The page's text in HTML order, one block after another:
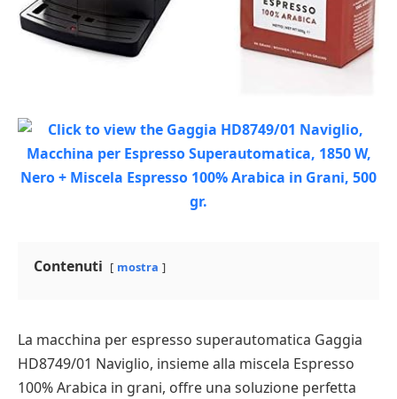
Contenuti mostra
La macchina per espresso superautomatica Gaggia
HD8749/01 Naviglio, insieme alla miscela Espresso
100% Arabica in grani, offre una soluzione perfetta